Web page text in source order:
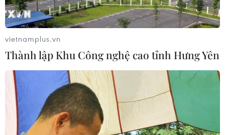
Thi công trở lại dự án sửa chữa Quốc
lộ 30 sau phản ánh của TTXVN
06/08/2026 09:42
Hà Nội tăng tốc thi công
đường Vành đai 1 đoạn Hoàng Cầu-
Voi Phục
vietnamplus.vn
Thành lập Khu Công nghệ cao tỉnh Hưng Yên